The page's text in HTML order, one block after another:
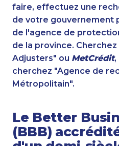
faire, effectuez une
de votre gouvernement
de l'agence de
de la province.
Adjusters" ou MetCrédit,
cherchez "Agence de
Métropolitain".
Le Better
(BBB)